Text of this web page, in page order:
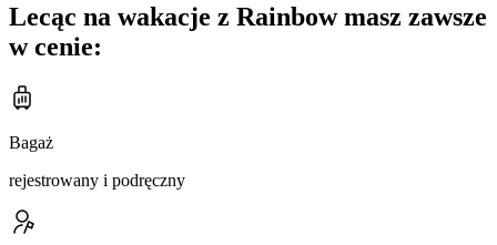
Lecąc na wakacje z Rainbow masz zawsze
w cenie:
Bagaż
rejestrowany i podręczny